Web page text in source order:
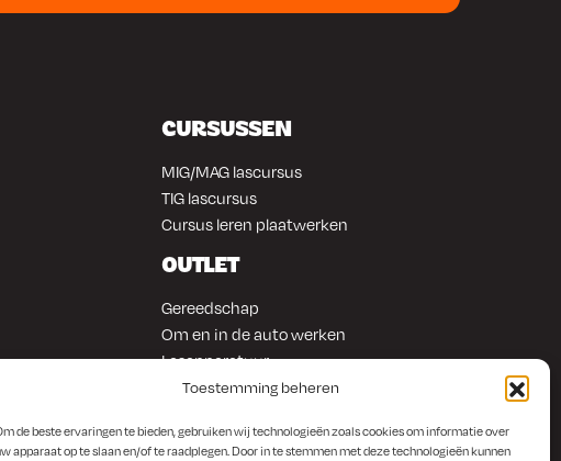
Toestemming beheren
de beste ervaringen te bieden, gebruiken wij technologieën zoals cookies om informatie over
apparaat op te slaan en/of te raadplegen. Door in te stemmen met deze technologieën kunnen
CURSUSSEN
MIG/MAG lascursus
TIG lascursus
Cursus leren plaatwerken
OUTLET
Gereedschap
Om en in de auto werken
Lasapparatuur
Overige producten